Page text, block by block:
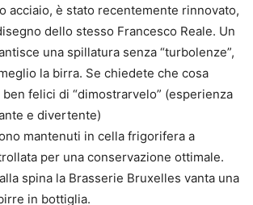
acciaio, è stato recentemente rinnovato,
dello stesso Francesco Reale. Un
una spillatura senza “turbolenze”,
la birra. Se chiedete che cosa
felici di “dimostrarvelo” (esperienza
e divertente)
mantenuti in cella frigorifera a
per una conservazione ottimale.
spina la Brasserie Bruxelles vanta una
in bottiglia.